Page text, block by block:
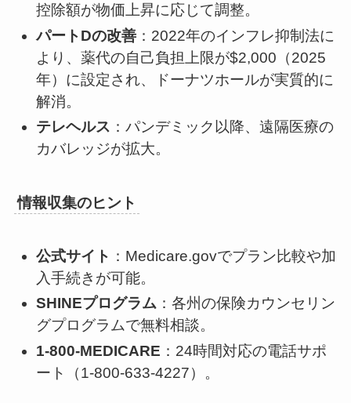
控除額が物価上昇に応じて調整。
パートDの改善 ：2022年のインフレ抑制法に
より、薬代の自己負担上限が$2,000（2025
年）に設定され、ドーナツホールが実質的に
解消。
テレヘルス ：パンデミック以降、遠隔医療の
カバレッジが拡大。
情報収集のヒント
公式サイト ：Medicare.govでプラン比較や加
入手続きが可能。
SHINEプログラム ：各州の保険カウンセリン
グプログラムで無料相談。
1-800-MEDICARE ：24時間対応の電話サポ
ート（1-800-633-4227）。